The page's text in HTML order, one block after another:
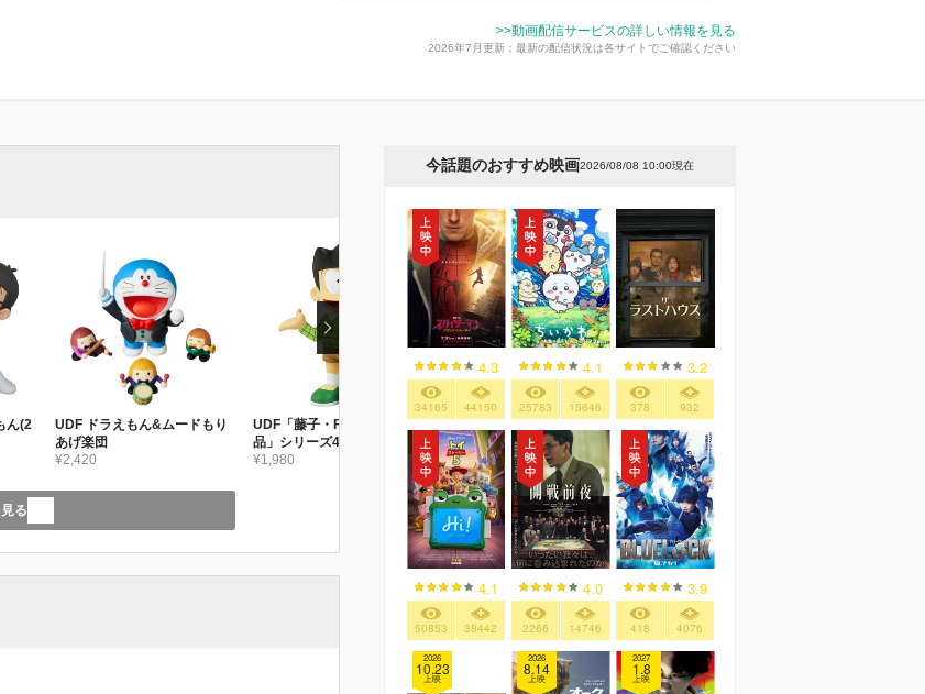
>>動画配信サービスの詳しい情報を見る
2026年7月更新：最新の配信状況は各サイトでご確認ください
ん(2
UDF ドラえもん&ムードもり
あげ楽団
¥2,420
UDF「藤子・F・不二雄作
品」シリーズ4 スネ夫(新価格
版)
¥1,980
品」シリーズ12 ジャイアン
リサイタル
¥1,650
品」シリーズ4 ジャイ子 (新
価格版)
¥2,200
る
今話題のおすすめ映画2026/08/08 10:00現在
4.3
34165 44150
4.1
25783 15646
3.2
378 932
4.1
50853 38442
4.0
2266 14746
3.9
418 4076
2026
10.23
上映
2026
8.14
上映
2027
1.8
上映